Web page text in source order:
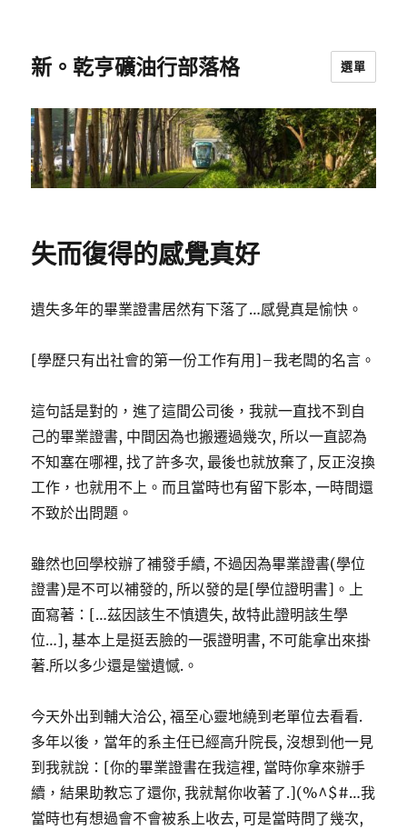
新。乾亨礦油行部落格 選單
失而復得的感覺真好
遺失多年的畢業證書居然有下落了…感覺真是愉快。
[學歷只有出社會的第一份工作有用]–我老闆的名言。
這句話是對的，進了這間公司後，我就一直找不到自
己的畢業證書, 中間因為也搬遷過幾次, 所以一直認為
不知塞在哪裡, 找了許多次, 最後也就放棄了, 反正沒換
工作，也就用不上。而且當時也有留下影本, 一時間還
不致於出問題。
雖然也回學校辦了補發手續, 不過因為畢業證書(學位
證書)是不可以補發的, 所以發的是[學位證明書]。上
面寫著：[…茲因該生不慎遺失, 故特此證明該生學
位…], 基本上是挺丟臉的一張證明書, 不可能拿出來掛
著.所以多少還是蠻遺憾.。
今天外出到輔大洽公, 福至心靈地繞到老單位去看看.
多年以後，當年的系主任已經高升院長, 沒想到他一見
到我就說：[你的畢業證書在我這裡, 當時你拿來辦手
續，結果助教忘了還你, 我就幫你收著了.](%^$#…我
當時也有想過會不會被系上收去, 可是當時問了幾次,